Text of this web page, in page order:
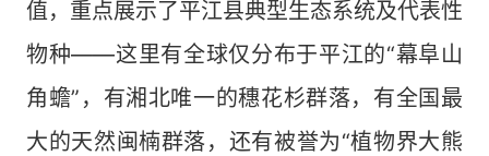
值，重点展示了平江县典型生态系统及代表性
物种——这里有全球仅分布于平江的“幕阜山
角蟾”，有湘北唯一的穗花杉群落，有全国最
大的天然闽楠群落，还有被誉为“植物界大熊